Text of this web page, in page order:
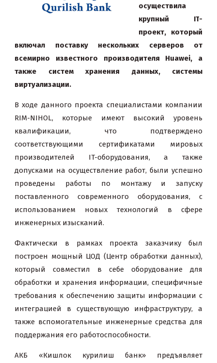
осуществила
крупный IT-
проект, который
включал поставку нескольких серверов от
всемирно известного производителя Huawei, а
также систем хранения данных, системы
виртуализации.
В ходе данного проекта специалистами компании
RIM-NIHOL, которые имеют высокий уровень
квалификации, что подтверждено
соответствующими сертификатами мировых
производителей IT-оборудования, а также
допусками на осуществление работ, были успешно
проведены работы по монтажу и запуску
поставленного современного оборудования, с
использованием новых технологий в сфере
инженерных изысканий.
Фактически в рамках проекта заказчику был
построен мощный ЦОД (Центр обработки данных),
который совместил в себе оборудование для
обработки и хранения информации, специфичные
требования к обеспечению защиты информации с
интеграцией в существующую инфраструктуру, а
также вспомогательные инженерные средства для
поддержания его работоспособности.
АКБ «Кишлок курилиш банк»
предъявляет